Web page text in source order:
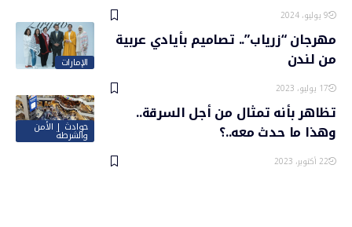
9 يوليو، 2024
الإمارات
مهرجان “زرياب”.. تصاميم بأيادي عربية
من لندن
17 يوليو، 2023
حوادث | الأمن
والشرطة
تظاهر بأنه تمثال من أجل السرقة..
وهذا ما حدث معه..؟
22 أكتوبر، 2023